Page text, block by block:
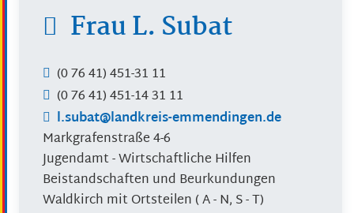
FrauL. Subat
(07641) 451-31 11
(07641) 451-1431 11
l.subat@landkreis-emmendingen.de
Markgrafenstraße 4-6
Jugendamt - Wirtschaftliche Hilfen
Beistandschaften und Beurkundungen
Waldkirch mit Ortsteilen ( A - N, S - T)